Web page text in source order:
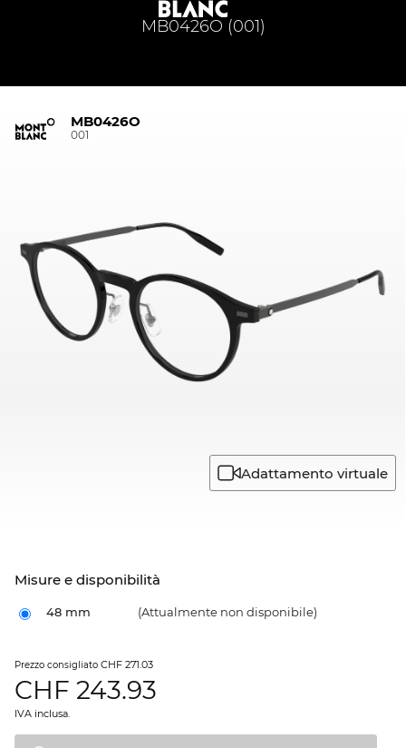
MB0426O (001)
MB0426O
001
Adattamento virtuale
Misure e disponibilità
48 mm (Attualmente non disponibile)
Prezzo consigliato CHF 271.03
CHF 243.93
IVA inclusa.